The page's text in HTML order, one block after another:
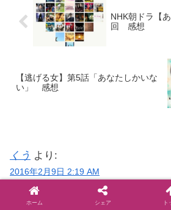
NHK朝ドラ【
回 感想
【逃げる女】第5話「あなたしかいな
い」 感想
くう より:
2016年2月9日 2:19 AM
SECRET: 0
PASS:
ホーム シェア ト